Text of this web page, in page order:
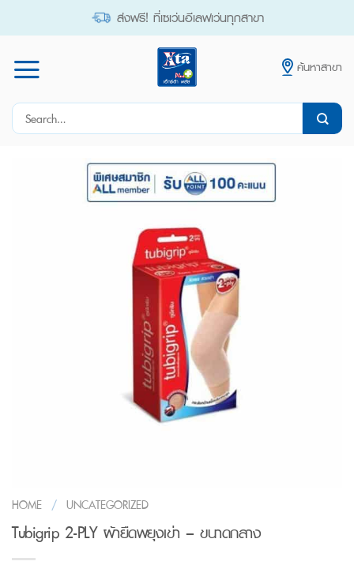
ส่งฟรี! ที่เซเว่นอีเลฟเว่นทุกสาขา
ค้นหาสาขา
Search
HOME / UNCATEGORIZED
Tubigrip 2-PLY ผ้ายืดพยุงเข่า – ขนาดกลาง